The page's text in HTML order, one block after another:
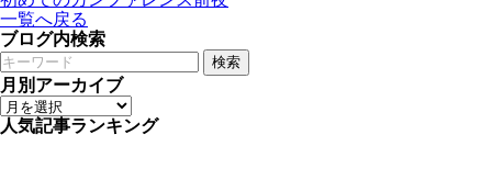
一覧へ戻る
ブログ内検索
検索
月別アーカイブ
人気記事ランキング